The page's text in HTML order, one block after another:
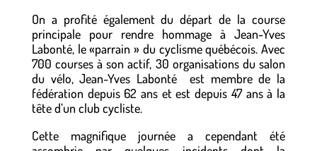
On a profité également du départ de la course
principale pour rendre hommage à Jean-Yves
Labonté, le «parrain » du cyclisme québécois. Avec
700 courses à son actif, 30 organisations du salon
du vélo, Jean-Yves Labonté est membre de la
fédération depuis 62 ans et est depuis 47 ans à la
tête d’un club cycliste.
Cette magnifique journée a cependant été